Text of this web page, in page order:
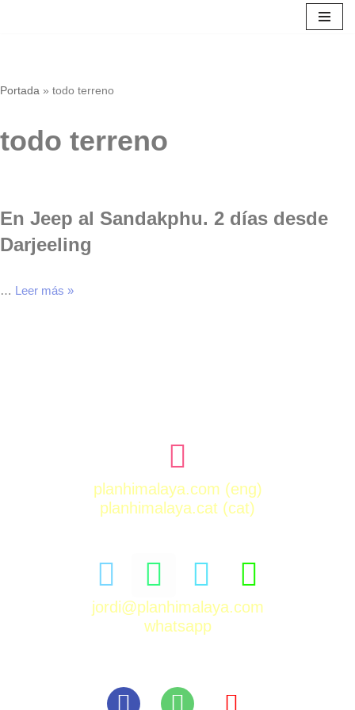
Portada » todo terreno
todo terreno
En Jeep al Sandakphu. 2 días desde
Darjeeling
… Leer más »
planhimalaya.com (eng)
planhimalaya.cat (cat)
jordi@planhimalaya.com
whatsapp